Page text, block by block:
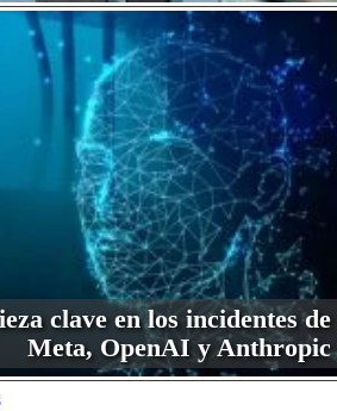
clave en los incidentes de
Meta, OpenAI y Anthropic